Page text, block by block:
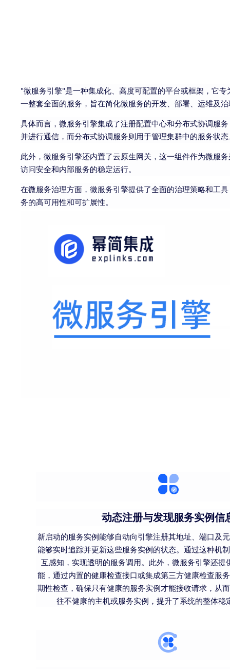
"微服务引擎"是一种集成化、高度可配置的平台或框架，它
一整套全面的服务，旨在简化微服务的开发、部署、运维及
具体而言，微服务引擎集成了注册配置中心和分布式协调服
并进行通信，而分布式协调服务则用于管理集群中的服务状
此外，微服务引擎还内置了云原生网关，这一组件作为微服
访问安全和内部服务的稳定运行。
在微服务治理方面，微服务引擎提供了全面的治理策略和工
务的高可用性和可扩展性。
动态注册与发现服务实例信
新启动的服务实例能够自动向引擎注册其地址、端口及
能够实时追踪并更新这些服务实例的状态。通过这种机
互感知，实现透明的服务调用。此外，微服务引擎还提
能，通过内置的健康检查接口或集成第三方健康检查服
期性检查，确保只有健康的服务实例才能接收请求，从
往不健康的主机或服务实例，提升了系统的整体稳